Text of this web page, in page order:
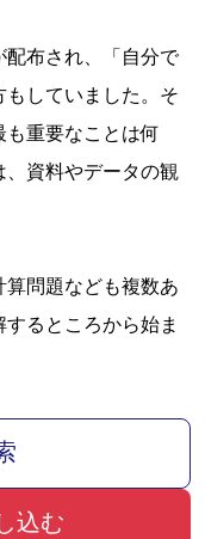
配布され、「自分で
もしていました。そ
重要なことは何
、資料やデータの観
問題なども複数あ
るところから始ま
込む